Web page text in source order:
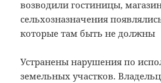
возводили гостиницы,
сельхозназначения
которые там быть не должны
Устранены нарушения по
земельных участков.